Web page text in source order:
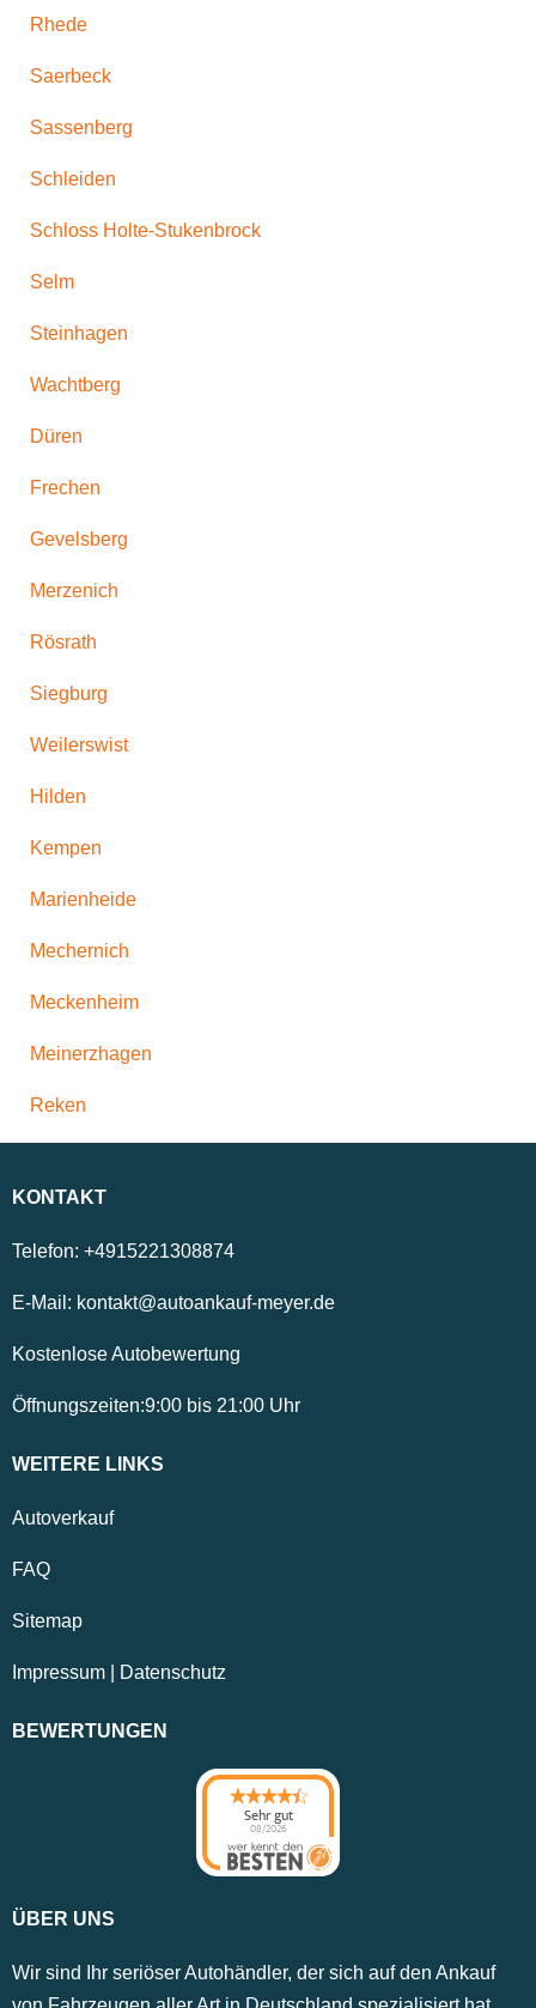
Rhede
Saerbeck
Sassenberg
Schleiden
Schloss Holte-Stukenbrock
Selm
Steinhagen
Wachtberg
Düren
Frechen
Gevelsberg
Merzenich
Rösrath
Siegburg
Weilerswist
Hilden
Kempen
Marienheide
Mechernich
Meckenheim
Meinerzhagen
Reken
KONTAKT
Telefon: +4915221308874
E-Mail: kontakt@autoankauf-meyer.de
Kostenlose Autobewertung
Öffnungszeiten:9:00 bis 21:00 Uhr
WEITERE LINKS
Autoverkauf
FAQ
Sitemap
Impressum Datenschutz
BEWERTUNGEN
Sehr gut
08/2026
ÜBER UNS
Wir sind Ihr seriöser Autohändler, der sich auf den Ankauf